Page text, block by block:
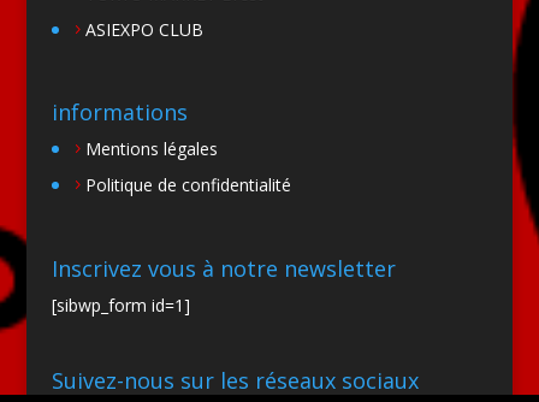
ASIEXPO CLUB
informations
Mentions légales
Politique de confidentialité
Inscrivez vous à notre newsletter
[sibwp_form id=1]
Suivez-nous sur les réseaux sociaux